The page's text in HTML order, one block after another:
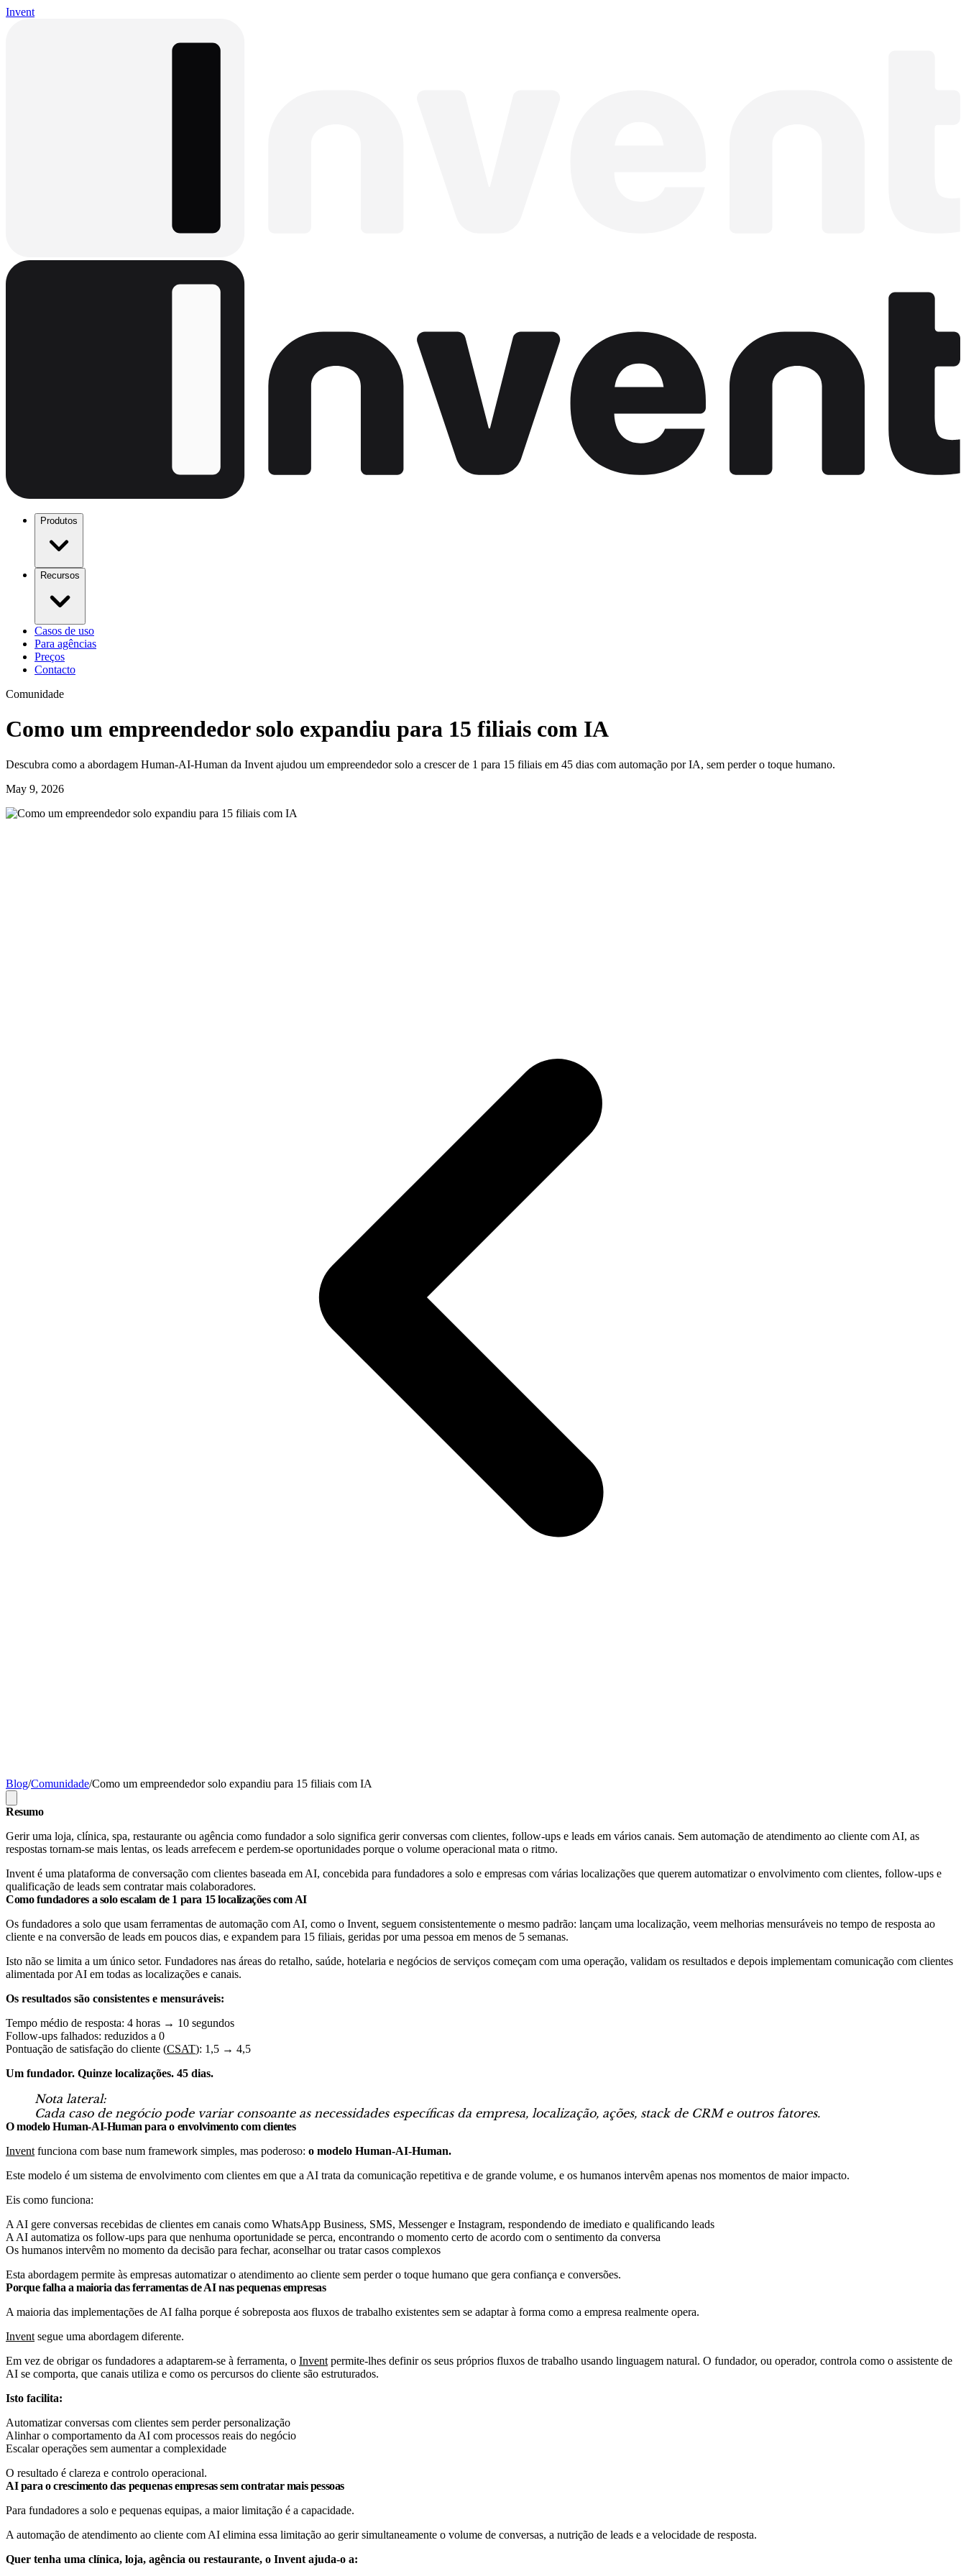
Invent
Produtos
Recursos
Casos de uso
Para agências
Preços
Contacto
Comunidade
Como um empreendedor solo expandiu para 15 filiais com IA
Descubra como a abordagem Human‑AI‑Human da Invent ajudou um empreendedor solo a crescer de 1 para 15 filiais em 45 dias com automação por IA, sem perder o toque humano.
May 9, 2026
Blog/Comunidade/Como um empreendedor solo expandiu para 15 filiais com IA
Resumo
Gerir uma loja, clínica, spa, restaurante ou agência como fundador a solo significa gerir conversas com clientes, follow-ups e leads em vários canais. Sem automação de atendimento ao cliente com AI, as
respostas tornam-se mais lentas, os leads arrefecem e perdem-se oportunidades porque o volume operacional mata o ritmo.
Invent é uma plataforma de conversação com clientes baseada em AI, concebida para fundadores a solo e empresas com várias localizações que querem automatizar o envolvimento com clientes, follow-ups e
qualificação de leads sem contratar mais colaboradores.
Como fundadores a solo escalam de 1 para 15 localizações com AI
Os fundadores a solo que usam ferramentas de automação com AI, como o Invent, seguem consistentemente o mesmo padrão: lançam uma localização, veem melhorias mensuráveis no tempo de resposta ao
cliente e na conversão de leads em poucos dias, e expandem para 15 filiais, geridas por uma pessoa em menos de 5 semanas.
Isto não se limita a um único setor. Fundadores nas áreas do retalho, saúde, hotelaria e negócios de serviços começam com uma operação, validam os resultados e depois implementam comunicação com clientes
alimentada por AI em todas as localizações e canais.
Os resultados são consistentes e mensuráveis:
Tempo médio de resposta: 4 horas → 10 segundos
Follow-ups falhados: reduzidos a 0
Pontuação de satisfação do cliente (CSAT): 1,5 → 4,5
Um fundador. Quinze localizações. 45 dias.
Nota lateral:
Cada caso de negócio pode variar consoante as necessidades específicas da empresa, localização, ações, stack de CRM e outros fatores.
O modelo Human-AI-Human para o envolvimento com clientes
Invent funciona com base num framework simples, mas poderoso: o modelo Human-AI-Human.
Este modelo é um sistema de envolvimento com clientes em que a AI trata da comunicação repetitiva e de grande volume, e os humanos intervêm apenas nos momentos de maior impacto.
Eis como funciona:
A AI gere conversas recebidas de clientes em canais como WhatsApp Business, SMS, Messenger e Instagram, respondendo de imediato e qualificando leads
A AI automatiza os follow-ups para que nenhuma oportunidade se perca, encontrando o momento certo de acordo com o sentimento da conversa
Os humanos intervêm no momento da decisão para fechar, aconselhar ou tratar casos complexos
Esta abordagem permite às empresas automatizar o atendimento ao cliente sem perder o toque humano que gera confiança e conversões.
Porque falha a maioria das ferramentas de AI nas pequenas empresas
A maioria das implementações de AI falha porque é sobreposta aos fluxos de trabalho existentes sem se adaptar à forma como a empresa realmente opera.
Invent segue uma abordagem diferente.
Em vez de obrigar os fundadores a adaptarem-se à ferramenta, o Invent permite-lhes definir os seus próprios fluxos de trabalho usando linguagem natural. O fundador, ou operador, controla como o assistente de
AI se comporta, que canais utiliza e como os percursos do cliente são estruturados.
Isto facilita:
Automatizar conversas com clientes sem perder personalização
Alinhar o comportamento da AI com processos reais do negócio
Escalar operações sem aumentar a complexidade
O resultado é clareza e controlo operacional.
AI para o crescimento das pequenas empresas sem contratar mais pessoas
Para fundadores a solo e pequenas equipas, a maior limitação é a capacidade.
A automação de atendimento ao cliente com AI elimina essa limitação ao gerir simultaneamente o volume de conversas, a nutrição de leads e a velocidade de resposta.
Quer tenha uma clínica, loja, agência ou restaurante, o Invent ajuda-o a: